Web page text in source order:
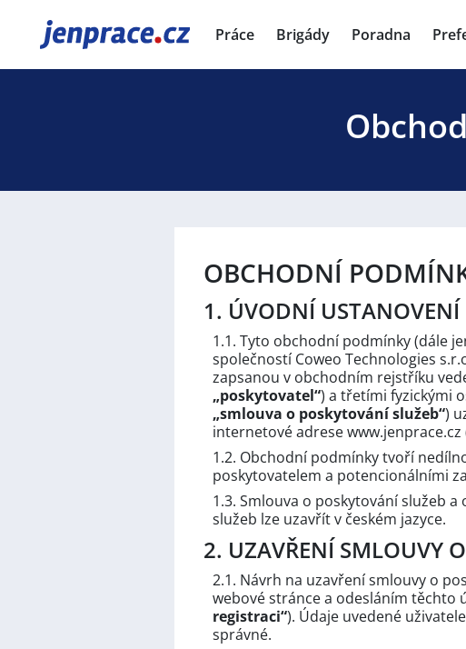
JenPráce.cz Práce Brigády Poradna
OBCHODNÍ
1. ÚVODNÍ USTANOVENÍ
1.1. Tyto obchodní podmínky (dále
společností Coweo Technologies
zapsanou v obchodním rejstříku
„poskytovatel“) a třetími fyzickými
„smlouva o poskytování služeb“)
internetové adrese www.jenprace.cz
1.2. Obchodní podmínky tvoří
poskytovatelem a potencionálními
1.3. Smlouva o poskytování služeb
služeb lze uzavřít v českém jazyce.
2. UZAVŘENÍ SMLOUVY
2.1. Návrh na uzavření smlouvy o
webové stránce a odesláním těchto
registraci“). Údaje uvedené
správné.